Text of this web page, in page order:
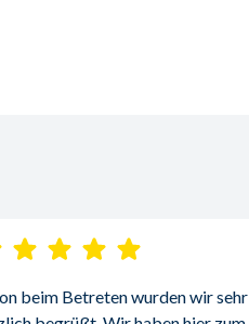
beim Betreten wurden wir sehr